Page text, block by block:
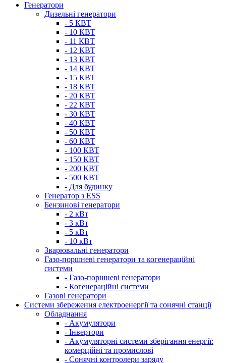
Генератори
Дизельні генератори
- 5 КВТ
- 10 КВТ
- 11 КВТ
- 12 КВТ
- 13 КВТ
- 14 КВТ
- 15 КВТ
- 18 КВТ
- 20 КВТ
- 22 КВТ
- 30 КВТ
- 40 КВТ
- 50 КВТ
- 60 КВТ
- 100 КВТ
- 150 КВТ
- 200 КВТ
- 500 КВТ
- Для будинку
Генератор з ESS
Бензинові генератори
- 2 кВт
- 3 кВт
- 5 кВт
- 10 кВт
Зварювальні генератори
Газо-поршневі генератори та когенераційні
системи
- Газо-поршневі генератори
- Когенераційні системи
Газові генератори
Системи збереження електроенергії та сонячні станції
Обладнання
- Акумулятори
- Інвертори
- Акумуляторні системи зберігання енергії:
комерційні та промислові
- Сонячні контролери заряду